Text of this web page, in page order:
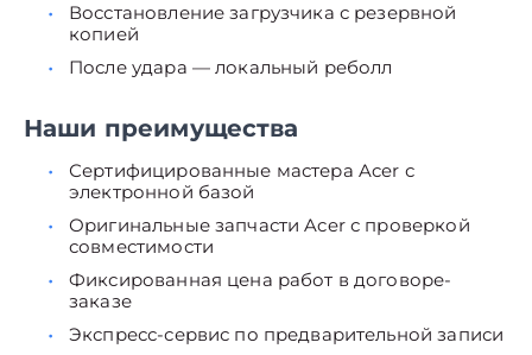
Восстановление загрузчика с резервной
копией
После удара — локальный реболл
Наши преимущества
Сертифицированные мастера Acer с
электронной базой
Оригинальные запчасти Acer с проверкой
совместимости
Фиксированная цена работ в договоре-
заказе
Экспресс-сервис по предварительной записи